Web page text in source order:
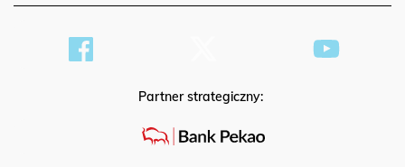
Partner strategiczny: